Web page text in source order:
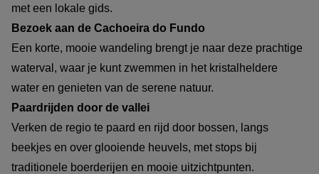
met een lokale gids.
Bezoek aan de Cachoeira do Fundo
Een korte, mooie wandeling brengt je naar deze prachtige
waterval, waar je kunt zwemmen in het kristalheldere
water en genieten van de serene natuur.
Paardrijden door de vallei
Verken de regio te paard en rijd door bossen, langs
beekjes en over glooiende heuvels, met stops bij
traditionele boerderijen en mooie uitzichtpunten.